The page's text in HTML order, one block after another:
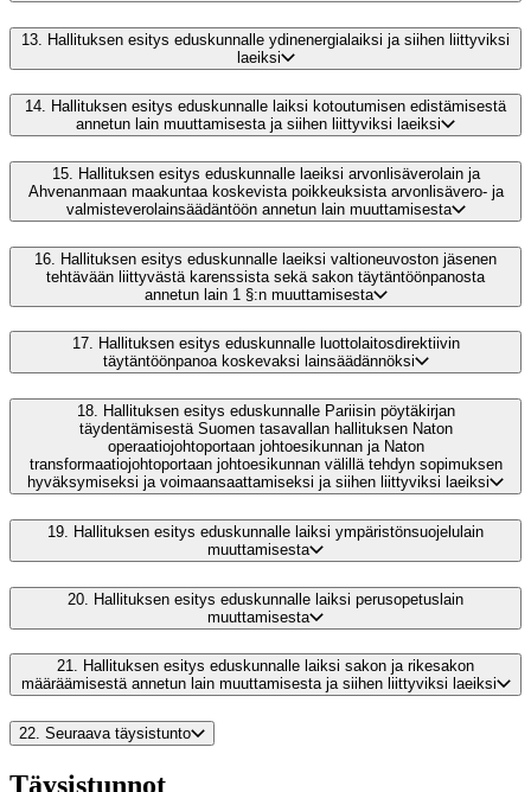
13. Hallituksen esitys eduskunnalle ydinenergialaiksi ja siihen liittyviksi
laeiksi
14. Hallituksen esitys eduskunnalle laiksi kotoutumisen edistämisestä
annetun lain muuttamisesta ja siihen liittyviksi laeiksi
15.
Hallituksen esitys eduskunnalle laeiksi arvonlisäverolain ja
Ahvenanmaan maakuntaa koskevista poikkeuksista arvonlisävero- ja
valmisteverolainsäädäntöön annetun lain muuttamisesta
16. Hallituksen esitys eduskunnalle laeiksi valtioneuvoston jäsenen
tehtävään liittyvästä karenssista sekä sakon täytäntöönpanosta
annetun lain 1 §:n muuttamisesta
17. Hallituksen esitys eduskunnalle luottolaitosdirektiivin
täytäntöönpanoa koskevaksi lainsäädännöksi
18. Hallituksen esitys eduskunnalle Pariisin pöytäkirjan
täydentämisestä Suomen tasavallan hallituksen Naton
operaatiojohtoportaan johtoesikunnan ja Naton
transformaatiojohtoportaan johtoesikunnan välillä tehdyn sopimuksen
hyväksymiseksi ja voimaansaattamiseksi ja siihen liittyviksi laeiksi
19.
Hallituksen esitys eduskunnalle laiksi ympäristönsuojelulain
muuttamisesta
20. Hallituksen esitys eduskunnalle laiksi perusopetuslain
muuttamisesta
21. Hallituksen esitys eduskunnalle laiksi sakon ja rikesakon
määräämisestä annetun lain muuttamisesta ja siihen liittyviksi laeiksi
22. Seuraava täysistunto
Täysistunnot